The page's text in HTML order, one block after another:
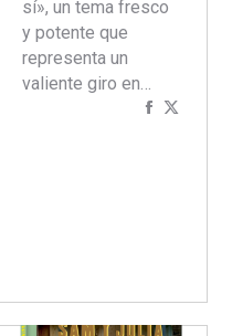
sí», un tema fresco
y potente que
representa un
valiente giro en…
Compartir